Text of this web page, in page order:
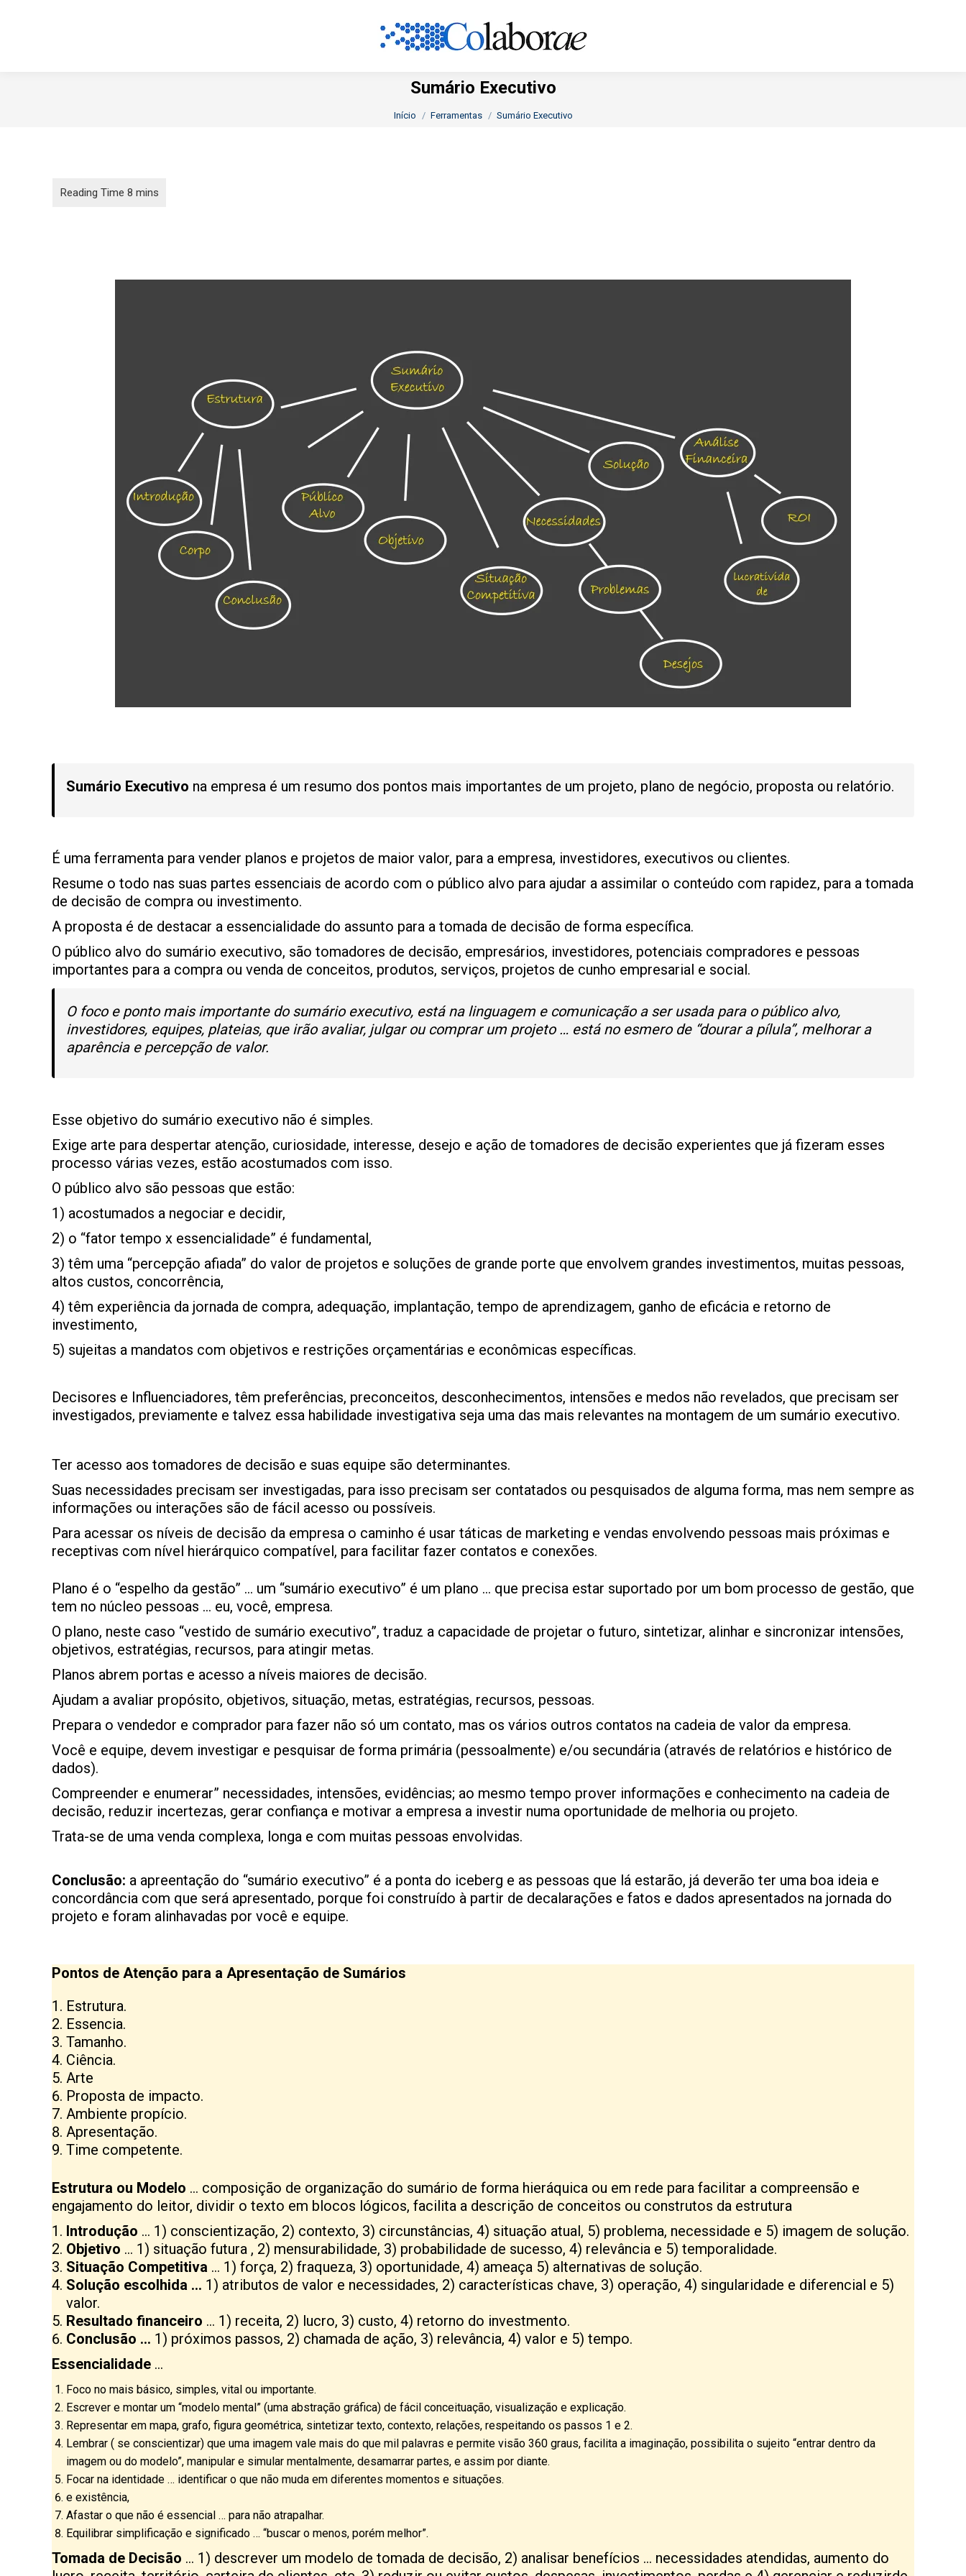
Sumário Executivo
Você está aqui:
Início Ferramentas Sumário Executivo
Sumário Executivo na empresa é um resumo dos pontos mais importantes de um projeto, plano de negócio, proposta ou relatório.
É uma ferramenta para vender planos e projetos de maior valor, para a empresa, investidores, executivos ou clientes.
Resume o todo nas suas partes essenciais de acordo com o público alvo para ajudar a assimilar o conteúdo com rapidez, para a tomada
de decisão de compra ou investimento.
A proposta é de destacar a essencialidade do assunto para a tomada de decisão de forma específica.
O público alvo do sumário executivo, são tomadores de decisão, empresários, investidores, potenciais compradores e pessoas
importantes para a compra ou venda de conceitos, produtos, serviços, projetos de cunho empresarial e social.
O foco e ponto mais importante do sumário executivo, está na linguagem e comunicação a ser usada para o público alvo,
investidores, equipes, plateias, que irão avaliar, julgar ou comprar um projeto … está no esmero de “dourar a pílula”, melhorar a
aparência e percepção de valor.
Esse objetivo do sumário executivo não é simples.
Exige arte para despertar atenção, curiosidade, interesse, desejo e ação de tomadores de decisão experientes que já fizeram esses
processo várias vezes, estão acostumados com isso.
O público alvo são pessoas que estão:
1) acostumados a negociar e decidir,
2) o “fator tempo x essencialidade” é fundamental,
3) têm uma “percepção afiada” do valor de projetos e soluções de grande porte que envolvem grandes investimentos, muitas pessoas,
altos custos, concorrência,
4) têm experiência da jornada de compra, adequação, implantação, tempo de aprendizagem, ganho de eficácia e retorno de
investimento,
5) sujeitas a mandatos com objetivos e restrições orçamentárias e econômicas específicas.
Decisores e Influenciadores, têm preferências, preconceitos, desconhecimentos, intensões e medos não revelados, que precisam ser
investigados, previamente e talvez essa habilidade investigativa seja uma das mais relevantes na montagem de um sumário executivo.
Ter acesso aos tomadores de decisão e suas equipe são determinantes.
Suas necessidades precisam ser investigadas, para isso precisam ser contatados ou pesquisados de alguma forma, mas nem sempre as
informações ou interações são de fácil acesso ou possíveis.
Para acessar os níveis de decisão da empresa o caminho é usar táticas de marketing e vendas envolvendo pessoas mais próximas e
receptivas com nível hierárquico compatível, para facilitar fazer contatos e conexões.
Plano é o “espelho da gestão” … um “sumário executivo” é um plano … que precisa estar suportado por um bom processo de gestão, que
tem no núcleo pessoas … eu, você, empresa.
O plano, neste caso “vestido de sumário executivo”, traduz a capacidade de projetar o futuro, sintetizar, alinhar e sincronizar intensões,
objetivos, estratégias, recursos, para atingir metas.
Planos abrem portas e acesso a níveis maiores de decisão.
Ajudam a avaliar propósito, objetivos, situação, metas, estratégias, recursos, pessoas.
Prepara o vendedor e comprador para fazer não só um contato, mas os vários outros contatos na cadeia de valor da empresa.
Você e equipe, devem investigar e pesquisar de forma primária (pessoalmente) e/ou secundária (através de relatórios e histórico de
dados).
Compreender e enumerar” necessidades, intensões, evidências; ao mesmo tempo prover informações e conhecimento na cadeia de
decisão, reduzir incertezas, gerar confiança e motivar a empresa a investir numa oportunidade de melhoria ou projeto.
Trata-se de uma venda complexa, longa e com muitas pessoas envolvidas.
Conclusão: a apreentação do “sumário executivo” é a ponta do iceberg e as pessoas que lá estarão, já deverão ter uma boa ideia e
concordância com que será apresentado, porque foi construído à partir de decalarações e fatos e dados apresentados na jornada do
projeto e foram alinhavadas por você e equipe.
Pontos de Atenção para a Apresentação de Sumários
Estrutura.
Essencia.
Tamanho.
Ciência.
Arte
Proposta de impacto.
Ambiente propício.
Apresentação.
Time competente.
Estrutura ou Modelo … composição de organização do sumário de forma hieráquica ou em rede para facilitar a compreensão e
engajamento do leitor, dividir o texto em blocos lógicos, facilita a descrição de conceitos ou construtos da estrutura
Introdução … 1) conscientização, 2) contexto, 3) circunstâncias, 4) situação atual, 5) problema, necessidade e 5) imagem de solução.
Objetivo … 1) situação futura , 2) mensurabilidade, 3) probabilidade de sucesso, 4) relevância e 5) temporalidade.
Situação Competitiva … 1) força, 2) fraqueza, 3) oportunidade, 4) ameaça 5) alternativas de solução.
Solução escolhida … 1) atributos de valor e necessidades, 2) características chave, 3) operação, 4) singularidade e diferencial e 5)
valor.
Resultado financeiro … 1) receita, 2) lucro, 3) custo, 4) retorno do investmento.
Conclusão … 1) próximos passos, 2) chamada de ação, 3) relevância, 4) valor e 5) tempo.
Essencialidade …
Foco no mais básico, simples, vital ou importante.
Escrever e montar um “modelo mental” (uma abstração gráfica) de fácil conceituação, visualização e explicação.
Representar em mapa, grafo, figura geométrica, sintetizar texto, contexto, relações, respeitando os passos 1 e 2.
Lembrar ( se conscientizar) que uma imagem vale mais do que mil palavras e permite visão 360 graus, facilita a imaginação, possibilita o sujeito “entrar dentro da
imagem ou do modelo”, manipular e simular mentalmente, desamarrar partes, e assim por diante.
Focar na identidade … identificar o que não muda em diferentes momentos e situações.
e existência,
Afastar o que não é essencial … para não atrapalhar.
Equilibrar simplificação e significado … “buscar o menos, porém melhor”.
Tomada de Decisão … 1) descrever um modelo de tomada de decisão, 2) analisar benefícios … necessidades atendidas, aumento do